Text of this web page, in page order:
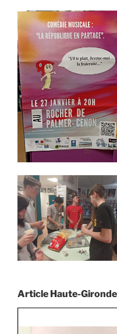
Article Haute-